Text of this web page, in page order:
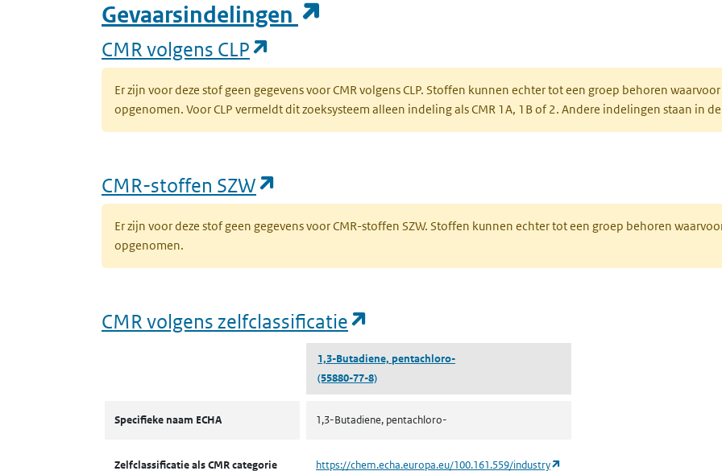
Gevaarsindelingen
CMR volgens CLP
Er zijn voor deze stof geen gegevens voor CMR volgens CLP. Stoffen kunnen echter tot een groep behoren
opgenomen. Voor CLP vermeldt dit zoeksysteem alleen indeling als CMR 1A, 1B of 2. Andere indelingen staan in
CMR-stoffen SZW
Er zijn voor deze stof geen gegevens voor CMR-stoffen SZW. Stoffen kunnen echter tot een groep behoren
opgenomen.
CMR volgens zelfclassificatie
1,3-Butadiene, pentachloro-
(55880-77-8)
Specifieke naam ECHA 1,3-Butadiene, pentachloro-
Zelfclassificatie als CMR categorie
https://chem.echa.europa.eu/100.161.559/industry